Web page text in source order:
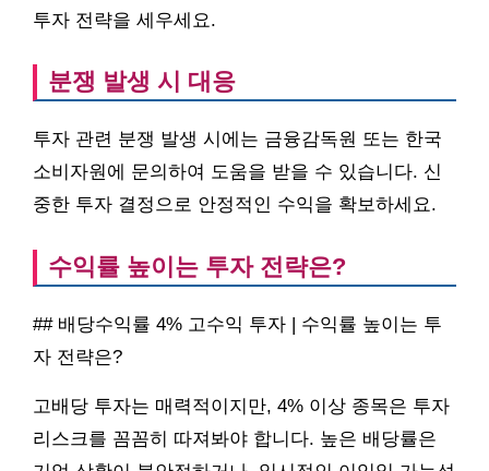
투자 전략을 세우세요.
분쟁 발생 시 대응
투자 관련 분쟁 발생 시에는 금융감독원 또는 한국
소비자원에 문의하여 도움을 받을 수 있습니다. 신
중한 투자 결정으로 안정적인 수익을 확보하세요.
수익률 높이는 투자 전략은?
## 배당수익률 4% 고수익 투자 | 수익률 높이는 투
자 전략은?
고배당 투자는 매력적이지만, 4% 이상 종목은 투자
리스크를 꼼꼼히 따져봐야 합니다. 높은 배당률은